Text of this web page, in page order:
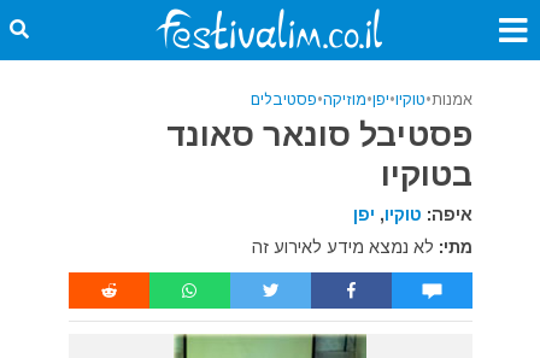
אמנות•טוקיו•יפן•מוזיקה•פסטיבלים
פסטיבל סונאר סאונד
בטוקיו
איפה: טוקיו, יפן
מתי: לא נמצא מידע לאירוע זה